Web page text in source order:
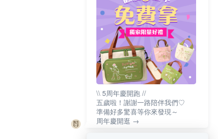
\\ 5周年慶開跑 //
五歲啦！謝謝一路陪伴我們♡
準備好多驚喜等你來發現～
周年慶開逛 →